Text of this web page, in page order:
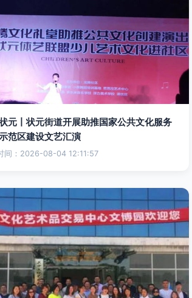
元丨状元街道开展助推国家公共文化服务
范区建设文艺汇演
间：2026-08-04 12:11:57